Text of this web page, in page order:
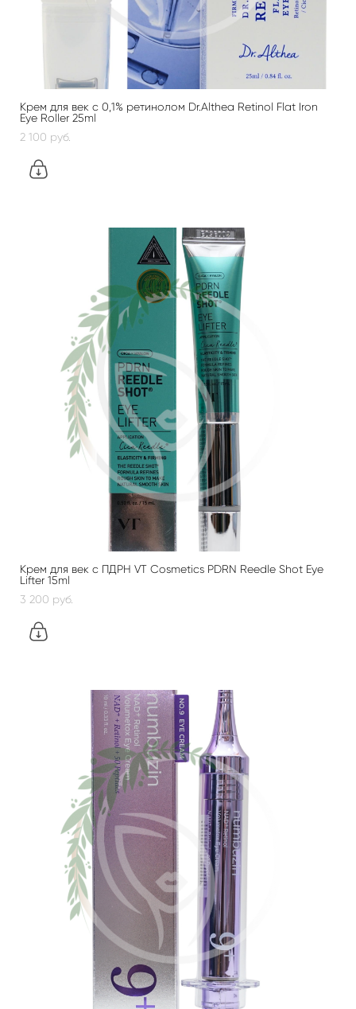
Крем для век с 0,1% ретинолом Dr.Althea Retinol Flat Iron
Eye Roller 25ml
2 100 pуб.
Крем для век с ПДРН VT Cosmetics PDRN Reedle Shot Eye
Lifter 15ml
3 200 pуб.